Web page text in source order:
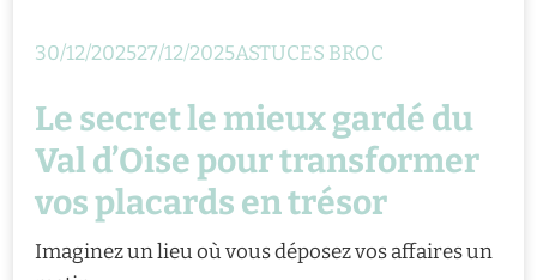
30/12/202527/12/2025ASTUCES BROC
Le secret le mieux gardé du
Val d’Oise pour transformer
vos placards en trésor
Imaginez un lieu où vous déposez vos affaires un